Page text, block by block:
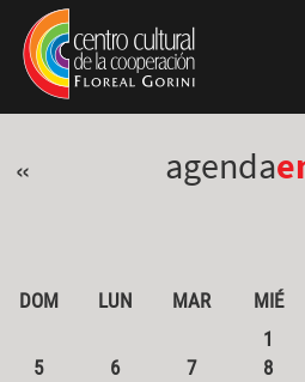
Pasar al contenido principal
Jump to main content
« agenda
DOM LUN MAR MIÉ
1
5
6 7 8